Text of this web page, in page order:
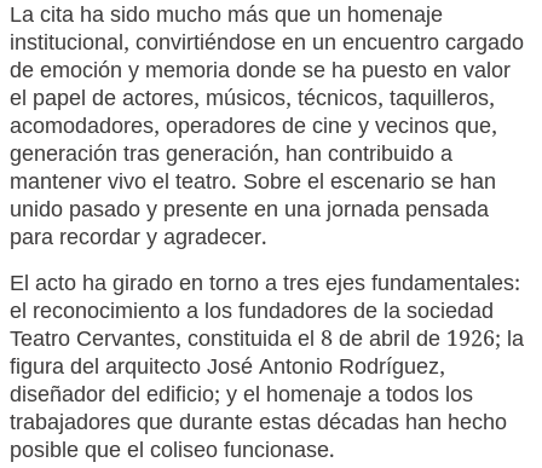
La cita ha sido mucho más que un homenaje
institucional, convirtiéndose en un encuentro cargado
de emoción y memoria donde se ha puesto en valor
el papel de actores, músicos, técnicos, taquilleros,
acomodadores, operadores de cine y vecinos que,
generación tras generación, han contribuido a
mantener vivo el teatro. Sobre el escenario se han
unido pasado y presente en una jornada pensada
para recordar y agradecer.
El acto ha girado en torno a tres ejes fundamentales:
el reconocimiento a los fundadores de la sociedad
Teatro Cervantes, constituida el 8 de abril de 1926; la
figura del arquitecto José Antonio Rodríguez,
diseñador del edificio; y el homenaje a todos los
trabajadores que durante estas décadas han hecho
posible que el coliseo funcionase.